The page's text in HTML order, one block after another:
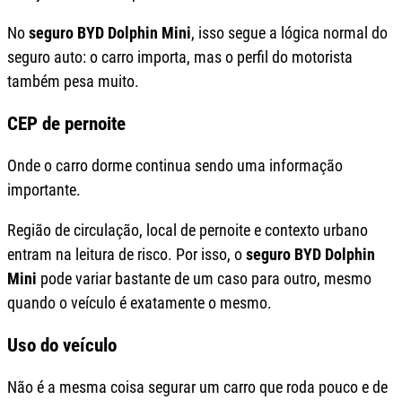
Noseguro BYD Dolphin Mini, isso segue a lógica normal do
seguro auto: o carro importa, mas o perfil do motorista
também pesa muito.
CEP de pernoite
Onde o carro dorme continua sendo uma informação
importante.
Região de circulação, local de pernoite e contexto urbano
entram na leitura de risco. Por isso, oseguro BYD Dolphin
Mini pode variar bastante de um caso para outro, mesmo
quando o veículo é exatamente o mesmo.
Uso do veículo
Não é a mesma coisa segurar um carro que roda pouco e de